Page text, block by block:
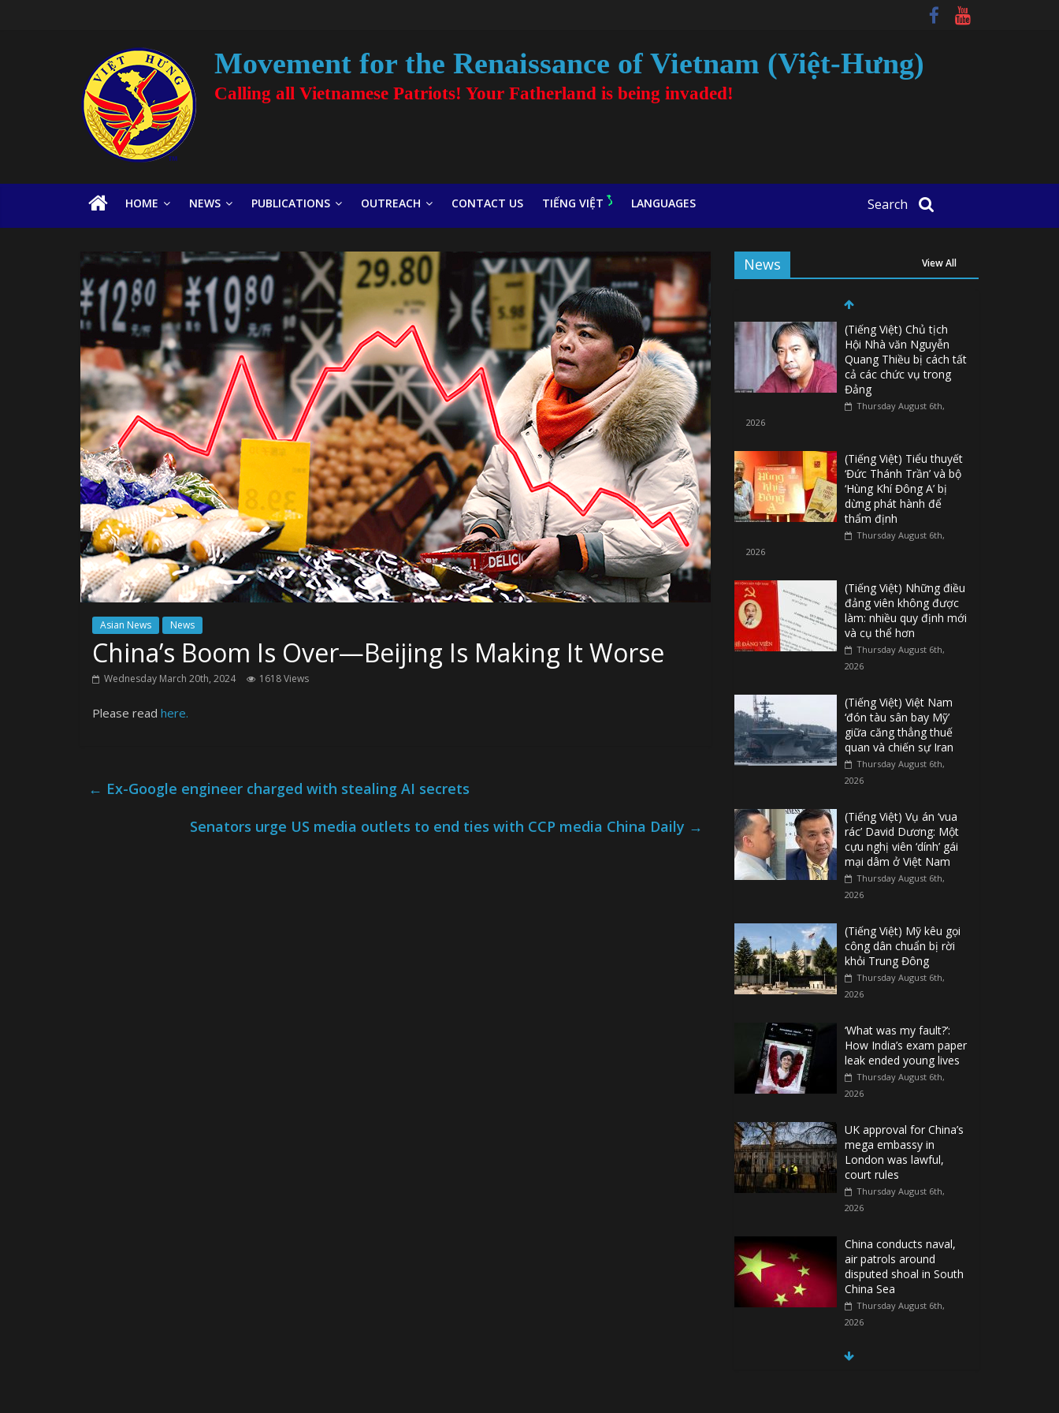
Movement for the Renaissance of Vietnam (Việt-Hưng)
Calling all Vietnamese Patriots! Your Fatherland is being invaded!
HOME NEWS PUBLICATIONS OUTREACH CONTACT US TIẾNG VIỆT LANGUAGES Search
Asian News News
China’s Boom Is Over—Beijing Is Making It Worse
Wednesday March 20th, 2024 1618 Views
Please read here.
← Ex-Google engineer charged with stealing AI secrets
Senators urge US media outlets to end ties with CCP media China Daily →
News View All
(Tiếng Việt) Chủ tịch
Hội Nhà văn Nguyễn
Quang Thiều bị cách tất
cả các chức vụ trong
Đảng
Thursday August 6th,
2026
(Tiếng Việt) Tiểu thuyết
‘Đức Thánh Trần’ và bộ
‘Hùng Khí Đông A’ bị
dừng phát hành để
thẩm định
Thursday August 6th,
2026
(Tiếng Việt) Những điều
đảng viên không được
làm: nhiều quy định mới
và cụ thể hơn
Thursday August 6th,
2026
(Tiếng Việt) Việt Nam
‘đón tàu sân bay Mỹ’
giữa căng thẳng thuế
quan và chiến sự Iran
Thursday August 6th,
2026
(Tiếng Việt) Vụ án ‘vua
rác’ David Dương: Một
cựu nghị viên ‘dính’ gái
mại dâm ở Việt Nam
Thursday August 6th,
2026
(Tiếng Việt) Mỹ kêu gọi
công dân chuẩn bị rời
khỏi Trung Đông
Thursday August 6th,
2026
‘What was my fault?’:
How India’s exam paper
leak ended young lives
Thursday August 6th,
2026
UK approval for China’s
mega embassy in
London was lawful,
court rules
Thursday August 6th,
2026
China conducts naval,
air patrols around
disputed shoal in South
China Sea
Thursday August 6th,
2026
Spain Regains Control